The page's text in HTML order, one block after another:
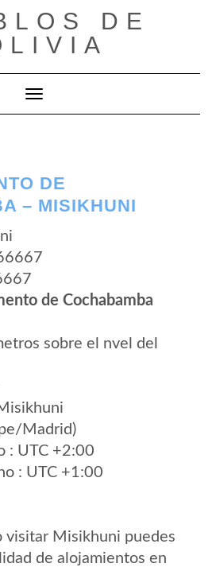
DE
Cambiar modo de navegación
DE
– MISIKHUNI
de Cochabamba
sobre el nvel del
Madrid)
: UTC +2:00
: UTC +1:00
visitar Misikhuni puedes
de alojamientos en